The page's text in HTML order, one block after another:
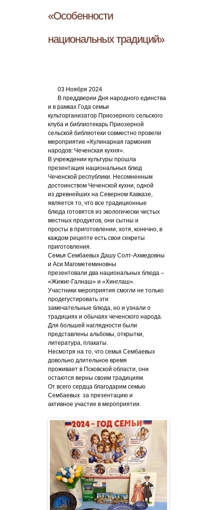
«Особенности
национальных традиций»
03 Ноября 2024
В преддверии Дня народного единства
и в рамках Года семьи
культорганизатор Приозерного сельского
клуба и библиотекарь Приозерной
сельской библиотеки совместно провели
мероприятие «Кулинарная гармония
народов: Чеченская кухня».
В учреждении культуры прошла
презентация национальных блюд
Чеченской республики. Несомненным
достоинством Чеченской кухни, одной
из древнейших на Северном Кавказе,
является то, что все традиционные
блюда готовятся из экологически чистых
местных продуктов, они сытны и
просты в приготовлении, хотя, конечно, в
каждом рецепте есть свои секреты
приготовления.
Семья Сембаевых Дашу Солт-Ахмедовны
и Аси Магометеминовны
презентовали два национальных блюда –
«Жижиг-Галнаш» и «Хинглаш».
Участники мероприятия смогли не только
продегустировать эти
замечательные блюда, но и узнали о
традициях и обычаях чеченского народа.
Для большей наглядности были
представлены альбомы, открытки,
литература, плакаты.
Несмотря на то, что семья Сембаевых
довольно длительное время
проживает в Псковской области, они
остаются верны своим традициям.
От всего сердца благодарим семью
Сембаевых за презентацию и
активное участие в мероприятии.